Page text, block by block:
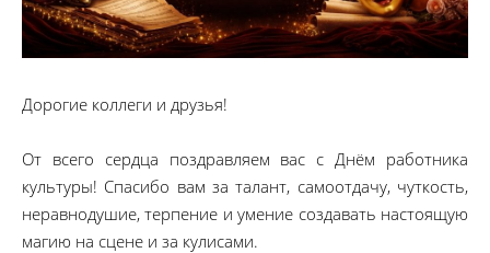
Дорогие коллеги и друзья!
От всего сердца поздравляем вас с Днём работника
культуры! Спасибо вам за талант, самоотдачу, чуткость,
неравнодушие, терпение и умение создавать настоящую
магию на сцене и за кулисами.